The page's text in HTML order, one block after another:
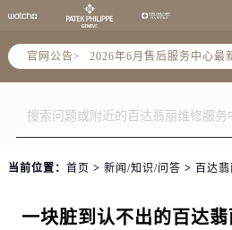
官网公告>
2026年6月北京市售后服务
2026年6月北京市官方售后
2026年6月售后服务中心最
当前位置： 首页 > 新闻/知识/问答 > 百达
一块脏到认不出的百达